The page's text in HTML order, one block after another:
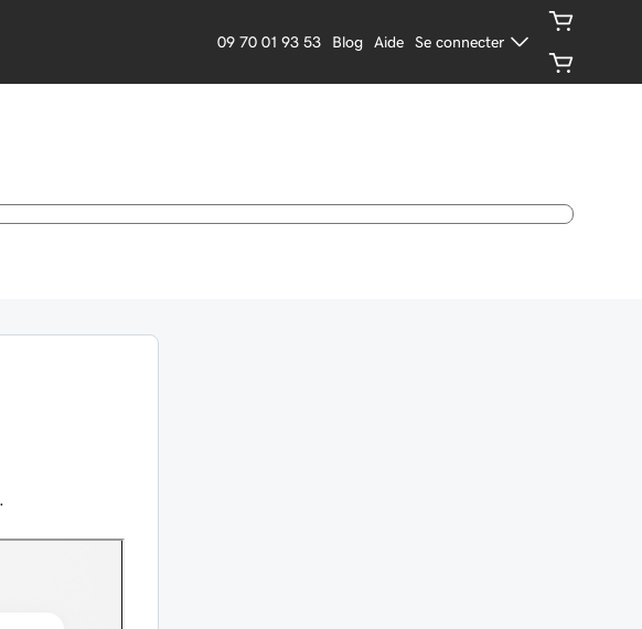
09 70 01 93 53 Blog Aide Se connecter